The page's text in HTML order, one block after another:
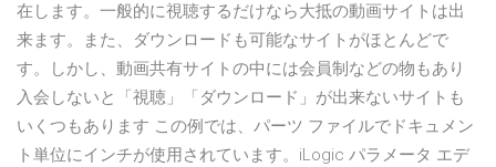
在します。一般的に視聴するだけなら大抵の動画サイトは出
来ます。また、ダウンロードも可能なサイトがほとんどで
す。しかし、動画共有サイトの中には会員制などの物もあり
入会しないと「視聴」「ダウンロード」が出来ないサイトも
いくつもあります この例では、パーツ ファイルでドキュメン
ト単位にインチが使用されています。iLogic パラメータ エデ